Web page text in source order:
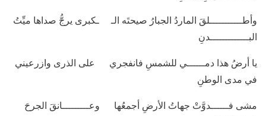
وأطـــــــــــلقَ الماردُ الجبارُ صيحتَه الـ ـكبرى يرجُّ صداها ميِّتُ
البـــــــــــــدنِ
يا أرضُ هذا دمــــــي للشمسِ فانفجري على الذرى وازرعيني
في مدى الوطنِ
مشى فــــــدوَّتْ جهاتُ الأرضِ أجمعُها وعـــــــــانقَ الجرحَ